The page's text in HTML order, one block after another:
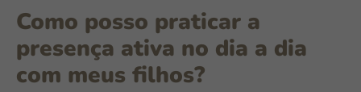
Como posso praticar a
presença ativa no dia a dia
com meus filhos?